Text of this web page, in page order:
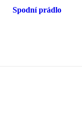
Spodní prádlo